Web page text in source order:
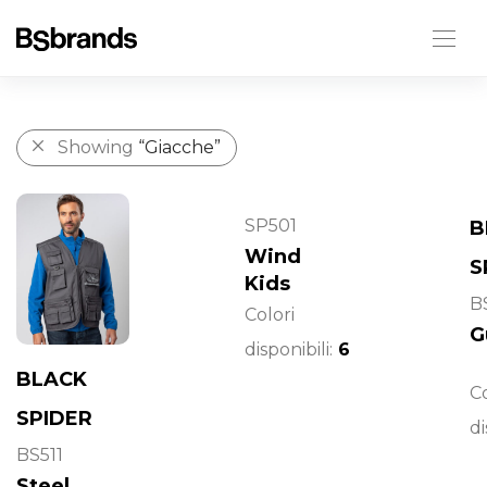
Showing “Giacche”
BLACK
SPIDER
BS511
SP501
Wind
Kids
Colori
disponibili: 6